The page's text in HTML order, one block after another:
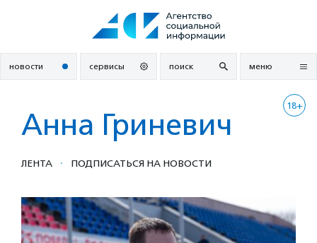
новости сервисы поиск меню
18+
Анна Гриневич
ЛЕНТА · ПОДПИСАТЬСЯ НА НОВОСТИ